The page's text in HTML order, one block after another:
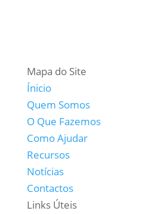
Mapa do Site
Ínicio
Quem Somos
O Que Fazemos
Como Ajudar
Recursos
Notícias
Contactos
Links Úteis